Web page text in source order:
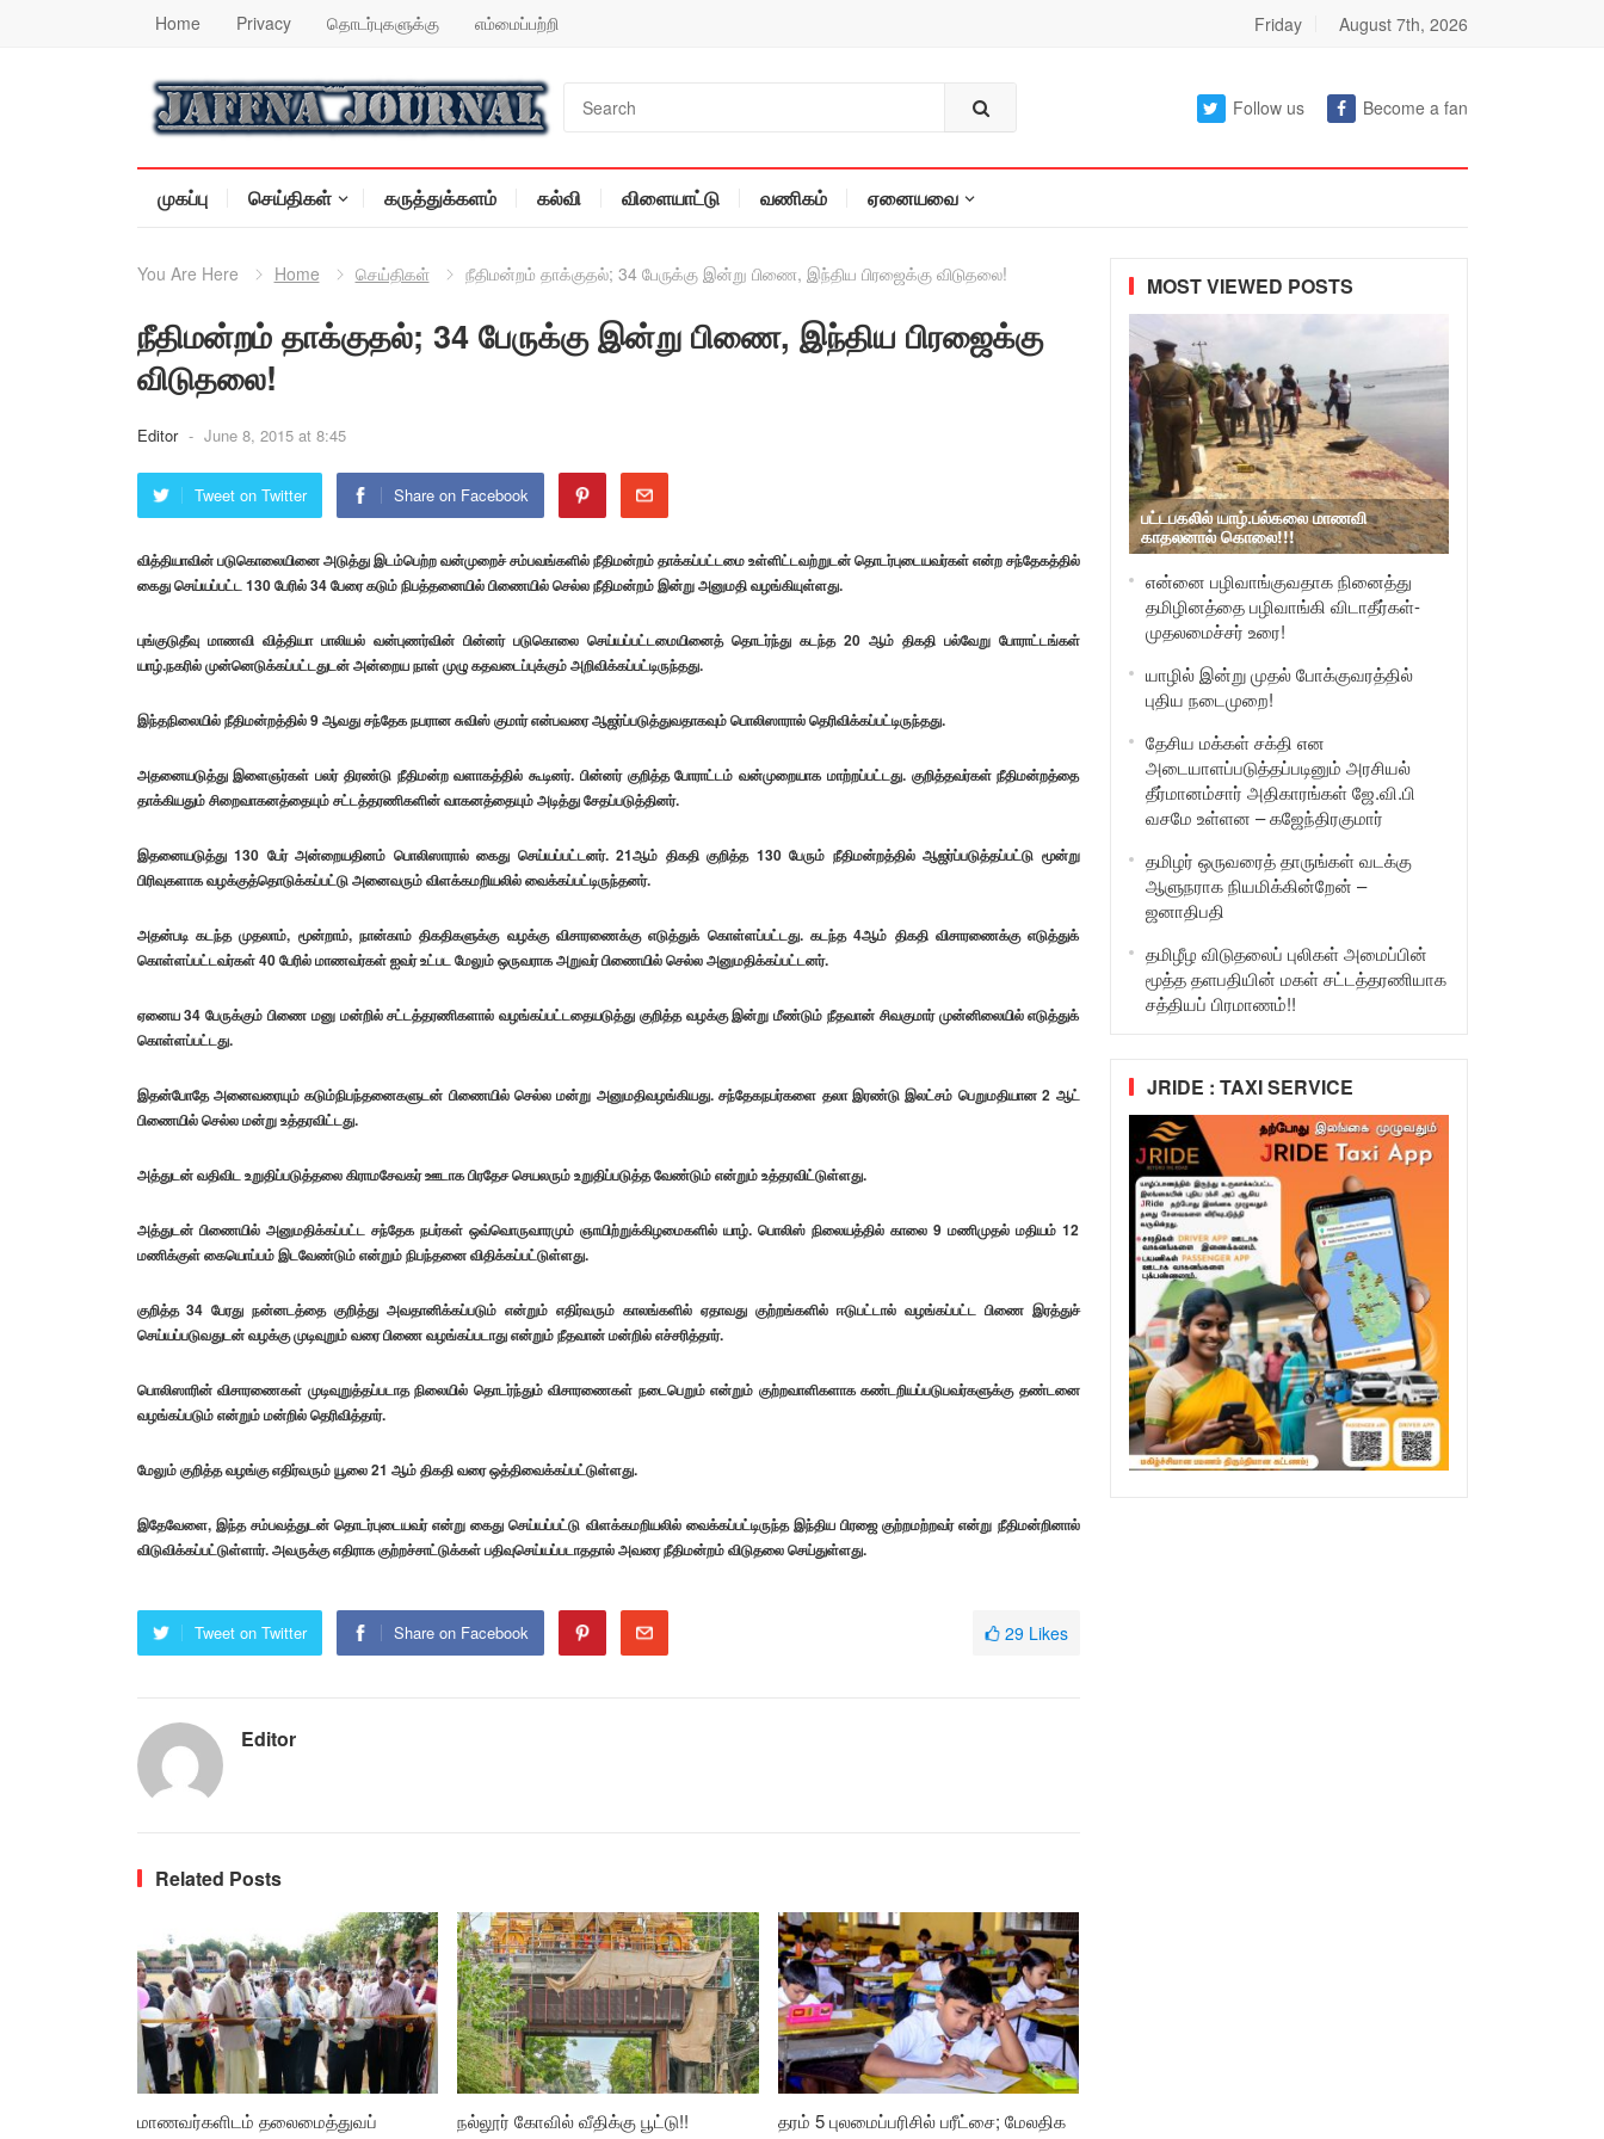
Home Privacy தொடர்புகளுக்கு எம்மைப்பற்றி Friday August 7th, 2026
Follow us Become a fan
முகப்பு செய்திகள் கருத்துக்களம் கல்வி விளையாட்டு வணிகம் ஏனையவை
You Are Here Home செய்திகள் நீதிமன்றம் தாக்குதல்; 34 பேருக்கு இன்று பிணை, இந்திய பிரஜைக்கு விடுதலை!
நீதிமன்றம் தாக்குதல்; 34 பேருக்கு இன்று பிணை, இந்திய பிரஜைக்கு
விடுதலை!
Editor - June 8, 2015 at 8:45
Tweet on Twitter Share on Facebook
வித்தியாவின் படுகொலையினை அடுத்து இடம்பெற்ற வன்முறைச் சம்பவங்களில் நீதிமன்றம் தாக்கப்பட்டமை உள்ளிட்டவற்றுடன் தொடர்புடையவர்கள் என்ற சந்தேகத்தில்
கைது செய்யப்பட்ட 130 பேரில் 34 பேரை கடும் நிபத்தனையில் பிணையில் செல்ல நீதிமன்றம் இன்று அனுமதி வழங்கியுள்ளது.
புங்குடுதீவு மாணவி வித்தியா பாலியல் வன்புணர்வின் பின்னர் படுகொலை செய்யப்பட்டமையினைத் தொடர்ந்து கடந்த 20 ஆம் திகதி பல்வேறு போராட்டங்கள்
யாழ்.நகரில் முன்னெடுக்கப்பட்டதுடன் அன்றைய நாள் முழு கதவடைப்புக்கும் அறிவிக்கப்பட்டிருந்தது.
இந்தநிலையில் நீதிமன்றத்தில் 9 ஆவது சந்தேக நபரான சுவிஸ் குமார் என்பவரை ஆஜர்ப்படுத்துவதாகவும் பொலிஸாரால் தெரிவிக்கப்பட்டிருந்தது.
அதனையடுத்து இளைஞர்கள் பலர் திரண்டு நீதிமன்ற வளாகத்தில் கூடினர். பின்னர் குறித்த போராட்டம் வன்முறையாக மாற்றப்பட்டது. குறித்தவர்கள் நீதிமன்றத்தை
தாக்கியதும் சிறைவாகனத்தையும் சட்டத்தரணிகளின் வாகனத்தையும் அடித்து சேதப்படுத்தினர்.
இதனையடுத்து 130 பேர் அன்றையதினம் பொலிஸாரால் கைது செய்யப்பட்டனர். 21ஆம் திகதி குறித்த 130 பேரும் நீதிமன்றத்தில் ஆஜர்ப்படுத்தப்பட்டு மூன்று
பிரிவுகளாக வழக்குத்தொடுக்கப்பட்டு அனைவரும் விளக்கமறியலில் வைக்கப்பட்டிருந்தனர்.
அதன்படி கடந்த முதலாம், மூன்றாம், நான்காம் திகதிகளுக்கு வழக்கு விசாரணைக்கு எடுத்துக் கொள்ளப்பட்டது. கடந்த 4ஆம் திகதி விசாரணைக்கு எடுத்துக்
கொள்ளப்பட்டவர்கள் 40 பேரில் மாணவர்கள் ஐவர் உட்பட மேலும் ஒருவராக அறுவர் பிணையில் செல்ல அனுமதிக்கப்பட்டனர்.
ஏனைய 34 பேருக்கும் பிணை மனு மன்றில் சட்டத்தரணிகளால் வழங்கப்பட்டதையடுத்து குறித்த வழக்கு இன்று மீண்டும் நீதவான் சிவகுமார் முன்னிலையில் எடுத்துக்
கொள்ளப்பட்டது.
இதன்போதே அனைவரையும் கடும்நிபந்தனைகளுடன் பிணையில் செல்ல மன்று அனுமதிவழங்கியது. சந்தேகநபர்களை தலா இரண்டு இலட்சம் பெறுமதியான 2 ஆட்
பிணையில் செல்ல மன்று உத்தரவிட்டது.
அத்துடன் வதிவிட உறுதிப்படுத்தலை கிராமசேவகர் ஊடாக பிரதேச செயலரும் உறுதிப்படுத்த வேண்டும் என்றும் உத்தரவிட்டுள்ளது.
அத்துடன் பிணையில் அனுமதிக்கப்பட்ட சந்தேக நபர்கள் ஒவ்வொருவாரமும் ஞாயிற்றுக்கிழமைகளில் யாழ். பொலிஸ் நிலையத்தில் காலை 9 மணிமுதல் மதியம் 12
மணிக்குள் கையொப்பம் இடவேண்டும் என்றும் நிபந்தனை விதிக்கப்பட்டுள்ளது.
குறித்த 34 பேரது நன்னடத்தை குறித்து அவதானிக்கப்படும் என்றும் எதிர்வரும் காலங்களில் ஏதாவது குற்றங்களில் ஈடுபட்டால் வழங்கப்பட்ட பிணை இரத்துச்
செய்யப்படுவதுடன் வழக்கு முடிவுறும் வரை பிணை வழங்கப்படாது என்றும் நீதவான் மன்றில் எச்சரித்தார்.
பொலிஸாரின் விசாரணைகள் முடிவுறுத்தப்படாத நிலையில் தொடர்ந்தும் விசாரணைகள் நடைபெறும் என்றும் குற்றவாளிகளாக கண்டறியப்படுபவர்களுக்கு தண்டனை
வழங்கப்படும் என்றும் மன்றில் தெரிவித்தார்.
மேலும் குறித்த வழங்கு எதிர்வரும் யூலை 21 ஆம் திகதி வரை ஒத்திவைக்கப்பட்டுள்ளது.
இதேவேளை, இந்த சம்பவத்துடன் தொடர்புடையவர் என்று கைது செய்யப்பட்டு விளக்கமறியலில் வைக்கப்பட்டிருந்த இந்திய பிரஜை குற்றமற்றவர் என்று நீதிமன்றினால்
விடுவிக்கப்பட்டுள்ளார். அவருக்கு எதிராக குற்றச்சாட்டுக்கள் பதிவுசெய்யப்படாததால் அவரை நீதிமன்றம் விடுதலை செய்துள்ளது.
Tweet on Twitter Share on Facebook 29 Likes
Editor
Related Posts
மாணவர்களிடம் தலைமைத்துவப்
நல்லூர் கோவில் வீதிக்கு பூட்டு!!
தரம் 5 புலமைப்பரிசில் பரீட்சை; மேலதிக
MOST VIEWED POSTS
பட்டபகலில் யாழ்.பல்கலை மாணவி
காதலனால் கொலை!!!
என்னை பழிவாங்குவதாக நினைத்து
தமிழினத்தை பழிவாங்கி விடாதீர்கள்-
முதலமைச்சர் உரை!
யாழில் இன்று முதல் போக்குவரத்தில்
புதிய நடைமுறை!
தேசிய மக்கள் சக்தி என
அடையாளப்படுத்தப்படினும் அரசியல்
தீர்மானம்சார் அதிகாரங்கள் ஜே.வி.பி
வசமே உள்ளன – கஜேந்திரகுமார்
தமிழர் ஒருவரைத் தாருங்கள் வடக்கு
ஆளுநராக நியமிக்கின்றேன் –
ஜனாதிபதி
தமிழீழ விடுதலைப் புலிகள் அமைப்பின்
மூத்த தளபதியின் மகள் சட்டத்தரணியாக
சத்தியப் பிரமாணம்!!
JRIDE : TAXI SERVICE